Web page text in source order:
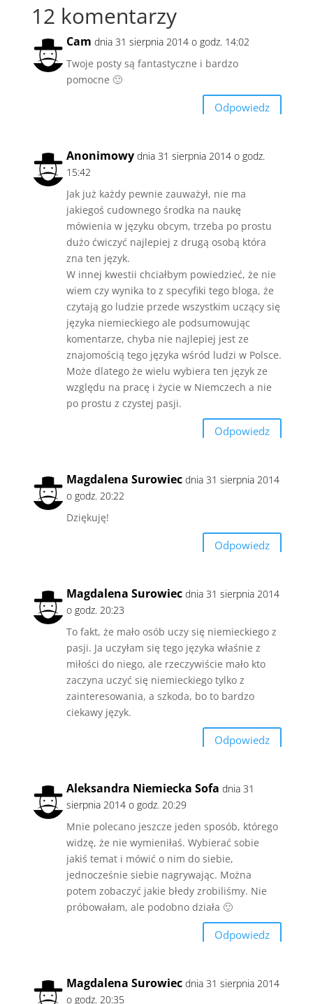
12 komentarzy
Cam dnia 31 sierpnia 2014 o godz. 14:02
Twoje posty są fantastyczne i bardzo
pomocne 🙂
Odpowiedz
Anonimowy dnia 31 sierpnia 2014 o godz.
15:42
Jak już każdy pewnie zauważył, nie ma
jakiegoś cudownego środka na naukę
mówienia w języku obcym, trzeba po prostu
dużo ćwiczyć najlepiej z drugą osobą która
zna ten język.
W innej kwestii chciałbym powiedzieć, że nie
wiem czy wynika to z specyfiki tego bloga, że
czytają go ludzie przede wszystkim uczący się
języka niemieckiego ale podsumowując
komentarze, chyba nie najlepiej jest ze
znajomością tego języka wśród ludzi w Polsce.
Może dlatego że wielu wybiera ten język ze
względu na pracę i życie w Niemczech a nie
po prostu z czystej pasji.
Odpowiedz
Magdalena Surowiec dnia 31 sierpnia 2014
o godz. 20:22
Dziękuję!
Odpowiedz
Magdalena Surowiec dnia 31 sierpnia 2014
o godz. 20:23
To fakt, że mało osób uczy się niemieckiego z
pasji. Ja uczyłam się tego języka właśnie z
miłości do niego, ale rzeczywiście mało kto
zaczyna uczyć się niemieckiego tylko z
zainteresowania, a szkoda, bo to bardzo
ciekawy język.
Odpowiedz
Aleksandra Niemiecka Sofa dnia 31
sierpnia 2014 o godz. 20:29
Mnie polecano jeszcze jeden sposób, którego
widzę, że nie wymieniłaś. Wybierać sobie
jakiś temat i mówić o nim do siebie,
jednocześnie siebie nagrywając. Można
potem zobaczyć jakie błedy zrobiliśmy. Nie
próbowałam, ale podobno działa 🙂
Odpowiedz
Magdalena Surowiec dnia 31 sierpnia 2014
o godz. 20:35